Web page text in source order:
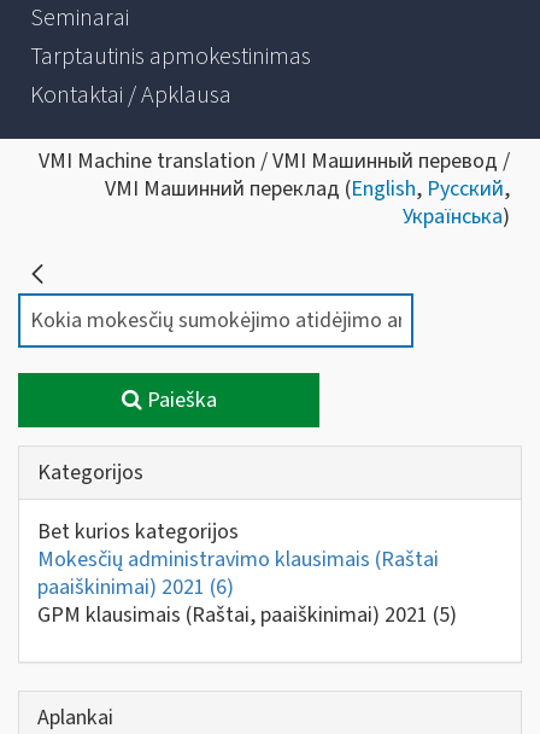
Seminarai
Tarptautinis apmokestinimas
Kontaktai / Apklausa
VMI Machine translation / VMI Машинный перевод /
VMI Машинний переклад (English, Русский,
Українська)
Paieška
Kategorijos
Bet kurios kategorijos
Mokesčių administravimo klausimais (Raštai
paaiškinimai) 2021 (6)
GPM klausimais (Raštai, paaiškinimai) 2021 (5)
Aplankai